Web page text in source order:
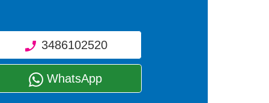
3486102520
WhatsApp